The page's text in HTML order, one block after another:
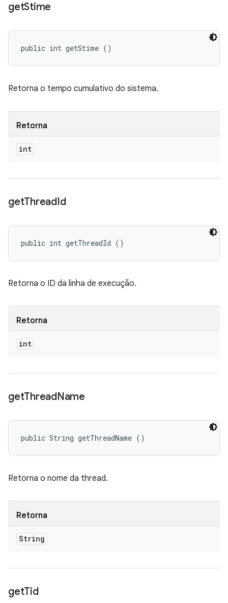
getStime
public int getStime ()
Retorna o tempo cumulativo do sistema.
Retorna
int
getThreadId
public int getThreadId ()
Retorna o ID da linha de execução.
Retorna
int
getThreadName
public String getThreadName ()
Retorna o nome da thread.
Retorna
String
getTid